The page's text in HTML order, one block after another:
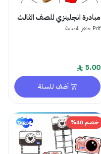
مبادرة انجلينزي للصف الثالث
Pdf جاهز للطباعة
5.00
أضف للسلة
خصم 40%